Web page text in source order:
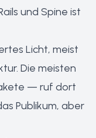
und Spine ist
Licht, meist
Die meisten
— ruf dort
Publikum, aber